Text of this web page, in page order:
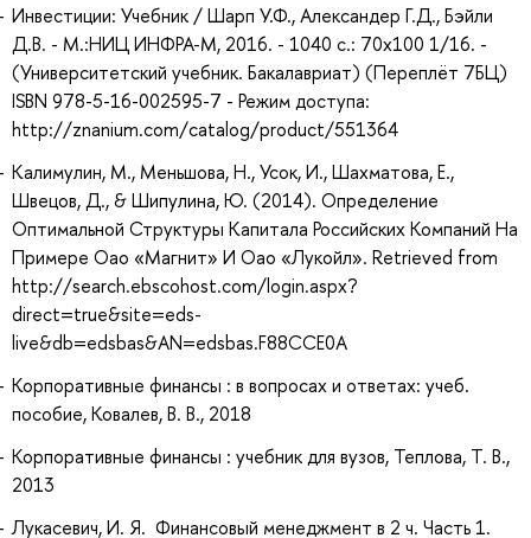
Инвестиции: Учебник / Шарп У.Ф., Александер Г.Д., Бэйли
Д.В. - М.:НИЦ ИНФРА-М, 2016. - 1040 с.: 70x100 1/16. -
(Университетский учебник. Бакалавриат) (Переплёт 7БЦ)
ISBN 978-5-16-002595-7 - Режим доступа:
http://znanium.com/catalog/product/551364
Калимулин, М., Меньшова, Н., Усок, И., Шахматова, Е.,
Швецов, Д., & Шипулина, Ю. (2014). Определение
Оптимальной Структуры Капитала Российских Компаний На
Примере Оао «Магнит» И Оао «Лукойл». Retrieved from
http://search.ebscohost.com/login.aspx?
direct=true&site=eds-
live&db=edsbas&AN=edsbas.F88CCE0A
Корпоративные финансы : в вопросах и ответах: учеб.
пособие, Ковалев, В. В., 2018
Корпоративные финансы : учебник для вузов, Теплова, Т. В.,
2013
Лукасевич, И. Я. Финансовый менеджмент в 2 ч. Часть 1.